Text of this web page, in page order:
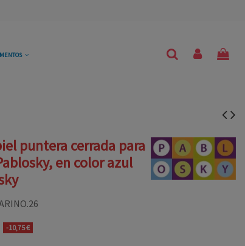
puntera cerrada para
en color azul
-10,75 €